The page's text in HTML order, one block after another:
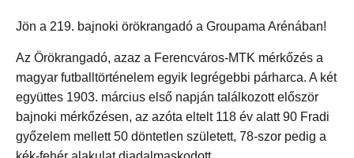
Jön a 219. bajnoki örökrangadó a Groupama Arénában!
Az Örökrangadó, azaz a Ferencváros-MTK mérkőzés a
magyar futballtörténelem egyik legrégebbi párharca. A két
együttes 1903. március első napján találkozott először
bajnoki mérkőzésen, az azóta eltelt 118 év alatt 90 Fradi
győzelem mellett 50 döntetlen született, 78-szor pedig a